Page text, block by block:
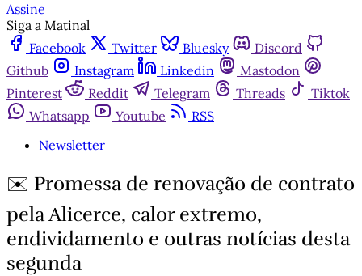
Assine
Siga a Matinal
Facebook
Twitter Bluesky
Discord
Github
Instagram Linkedin
Mastodon
Pinterest
Reddit Telegram Threads
Tiktok
Whatsapp
Youtube
RSS
Newsletter
✉️ Promessa de renovação de contrato
pela Alicerce, calor extremo,
endividamento e outras notícias desta
segunda